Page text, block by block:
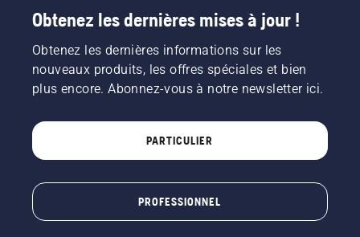
Obtenez les dernières mises à jour !
Obtenez les dernières informations sur les
nouveaux produits, les offres spéciales et bien
plus encore. Abonnez-vous à notre newsletter ici.
PARTICULIER
PROFESSIONNEL